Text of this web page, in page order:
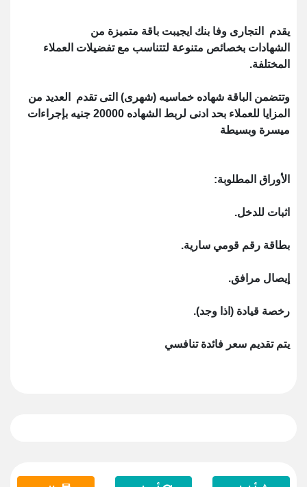
يقدم التجارى وفا بنك ايجيبت باقة متميزة من
الشهادات بخصائص متنوعة لتتناسب مع تفضيلات العملاء
المختلفة.
وتتضمن الباقة شهاده خماسيه (شهرى) التى تقدم العديد من
المزايا للعملاء بحد ادنى لربط الشهاده 20000 جنيه بإجراءات
ميسرة وبسيطة
الأوراق المطلوبة:
اثبات للدخل.
بطاقة رقم قومي سارية.
إيصال مرافق.
رخصة قيادة (اذا وجد).
يتم تقديم سعر فائدة تنافسي